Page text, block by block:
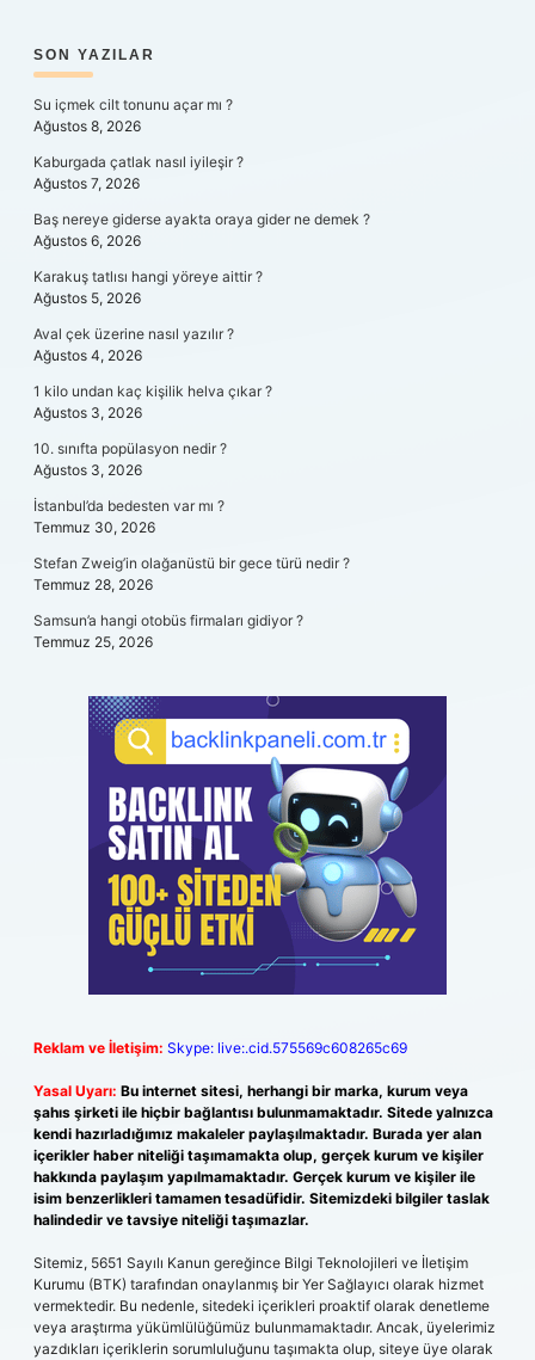
SIDEBAR
SON YAZILAR
Su içmek cilt tonunu açar mı ?
Ağustos 8, 2026
Kaburgada çatlak nasıl iyileşir ?
Ağustos 7, 2026
Baş nereye giderse ayakta oraya gider ne demek ?
Ağustos 6, 2026
Karakuş tatlısı hangi yöreye aittir ?
Ağustos 5, 2026
Aval çek üzerine nasıl yazılır ?
Ağustos 4, 2026
1 kilo undan kaç kişilik helva çıkar ?
Ağustos 3, 2026
10. sınıfta popülasyon nedir ?
Ağustos 3, 2026
İstanbul’da bedesten var mı ?
Temmuz 30, 2026
Stefan Zweig’in olağanüstü bir gece türü nedir ?
Temmuz 28, 2026
Samsun’a hangi otobüs firmaları gidiyor ?
Temmuz 25, 2026
Reklam ve İletişim: Skype: live:.cid.575569c608265c69
Yasal Uyarı: Bu internet sitesi, herhangi bir marka, kurum veya
şahıs şirketi ile hiçbir bağlantısı bulunmamaktadır. Sitede yalnızca
kendi hazırladığımız makaleler paylaşılmaktadır. Burada yer alan
içerikler haber niteliği taşımamakta olup, gerçek kurum ve kişiler
hakkında paylaşım yapılmamaktadır. Gerçek kurum ve kişiler ile
isim benzerlikleri tamamen tesadüfidir. Sitemizdeki bilgiler taslak
halindedir ve tavsiye niteliği taşımazlar.
Sitemiz, 5651 Sayılı Kanun gereğince Bilgi Teknolojileri ve İletişim
Kurumu (BTK) tarafından onaylanmış bir Yer Sağlayıcı olarak hizmet
vermektedir. Bu nedenle, sitedeki içerikleri proaktif olarak denetleme
veya araştırma yükümlülüğümüz bulunmamaktadır. Ancak, üyelerimiz
yazdıkları içeriklerin sorumluluğunu taşımakta olup, siteye üye olarak